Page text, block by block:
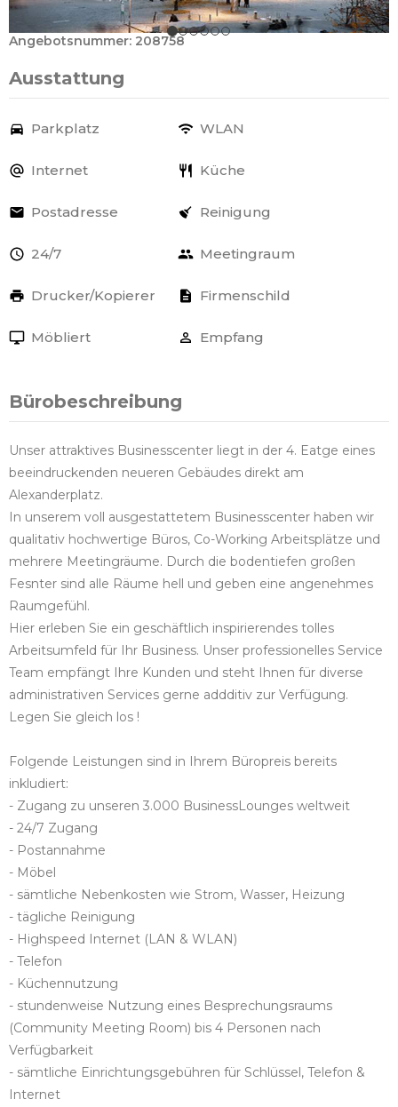
Angebotsnummer: 208758
Ausstattung
Parkplatz WLAN
Internet Küche
Postadresse Reinigung
24/7 Meetingraum
Drucker/Kopierer Firmenschild
Möbliert Empfang
Bürobeschreibung
Unser attraktives Businesscenter liegt in der 4. Eatge eines
beeindruckenden neueren Gebäudes direkt am
Alexanderplatz.
In unserem voll ausgestattetem Businesscenter haben wir
qualitativ hochwertige Büros, Co-Working Arbeitsplätze und
mehrere Meetingräume. Durch die bodentiefen großen
Fesnter sind alle Räume hell und geben eine angenehmes
Raumgefühl.
Hier erleben Sie ein geschäftlich inspirierendes tolles
Arbeitsumfeld für Ihr Business. Unser professionelles Service
Team empfängt Ihre Kunden und steht Ihnen für diverse
administrativen Services gerne addditiv zur Verfügung.
Legen Sie gleich los !
Folgende Leistungen sind in Ihrem Büropreis bereits
inkludiert:
- Zugang zu unseren 3.000 BusinessLounges weltweit
- 24/7 Zugang
- Postannahme
- Möbel
- sämtliche Nebenkosten wie Strom, Wasser, Heizung
- tägliche Reinigung
- Highspeed Internet (LAN & WLAN)
- Telefon
- Küchennutzung
- stundenweise Nutzung eines Besprechungsraums
(Community Meeting Room) bis 4 Personen nach
Verfügbarkeit
- sämtliche Einrichtungsgebühren für Schlüssel, Telefon &
Internet